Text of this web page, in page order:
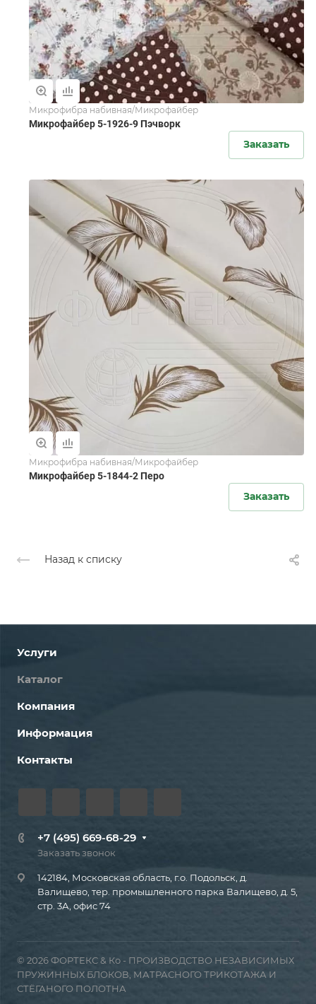
Микрофибра набивная/Микрофайбер
Микрофайбер 5-1926-9 Пэчворк
Заказать
Микрофибра набивная/Микрофайбер
Микрофайбер 5-1844-2 Перо
Заказать
Назад к списку
Услуги
Каталог
Компания
Информация
Контакты
+7 (495) 669-68-29
Заказать звонок
142184, Московская область, г.о. Подольск, д.
Валищево, тер. промышленного парка Валищево, д. 5,
стр. 3А, офис 74
© 2026 ФОРТЕКС & Ко - ПРОИЗВОДСТВО НЕЗАВИСИМЫХ
ПРУЖИННЫХ БЛОКОВ, МАТРАСНОГО ТРИКОТАЖА И
СТЁГАНОГО ПОЛОТНА